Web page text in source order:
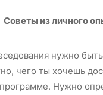
Советы из личного
нужно
чего ты хочешь
Нужно